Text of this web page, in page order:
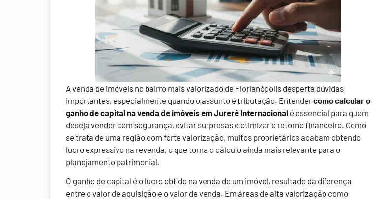
A venda de imóveis no bairro mais valorizado de Florianópolis desperta dúvidas
importantes, especialmente quando o assunto é tributação. Entendercomo calcular o
ganho de capital na venda de imóveis em Jurerê Internacional é essencial para quem
deseja vender com segurança, evitar surpresas e otimizar o retorno financeiro. Como
se trata de uma região com forte valorização, muitos proprietários acabam obtendo
lucro expressivo na revenda, o que torna o cálculo ainda mais relevante para o
planejamento patrimonial.
O ganho de capital é o lucro obtido na venda de um imóvel, resultado da diferença
entre o valor de aquisição e o valor de venda. Em áreas de alta valorização como